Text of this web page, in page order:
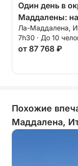
Один день в
Маддалены:
часами
лодке.
Ла-Маддалена,
7h30 · До 10
от 87 768 ₽
Похожие
Маддалена,